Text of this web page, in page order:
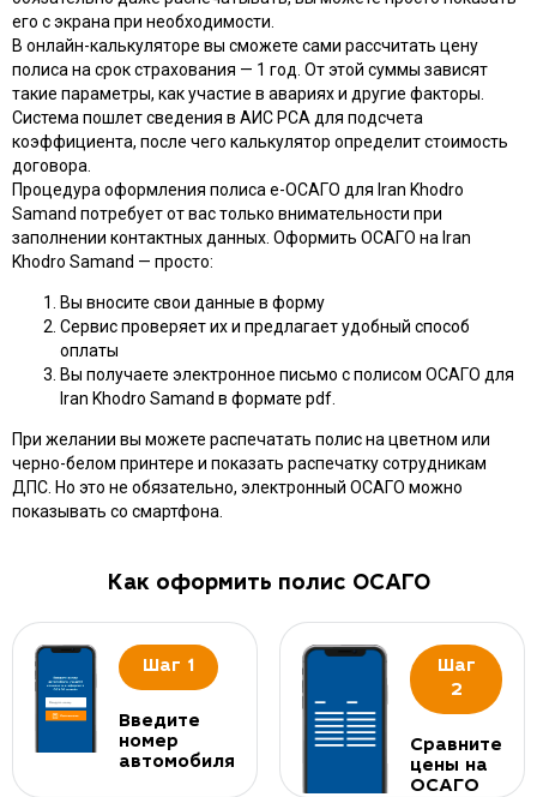
его с экрана при необходимости.
В онлайн-калькуляторе вы сможете сами рассчитать цену
полиса на срок страхования — 1 год. От этой суммы зависят
такие параметры, как участие в авариях и другие факторы.
Система пошлет сведения в АИС РСА для подсчета
коэффициента, после чего калькулятор определит стоимость
договора.
Процедура оформления полиса e-ОСАГО для Iran Khodro
Samand потребует от вас только внимательности при
заполнении контактных данных. Оформить ОСАГО на Iran
Khodro Samand — просто:
Вы вносите свои данные в форму
Сервис проверяет их и предлагает удобный способ
оплаты
Вы получаете электронное письмо с полисом ОСАГО для
Iran Khodro Samand в формате pdf.
При желании вы можете распечатать полис на цветном или
черно-белом принтере и показать распечатку сотрудникам
ДПС. Но это не обязательно, электронный ОСАГО можно
показывать со смартфона.
Как оформить полис ОСАГО
Шаг 1
Введите
номер
автомобиля
Шаг
2
Сравните
цены на
ОСАГО